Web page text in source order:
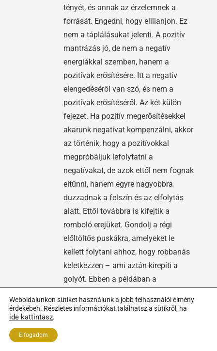
tényét, és annak az érzelemnek a
forrását. Engedni, hogy elillanjon. Ez
nem a táplálásukat jelenti. A pozitív
mantrázás jó, de nem a negatív
energiákkal szemben, hanem a
pozitívak erősítésére. Itt a negatív
elengedéséről van szó, és nem a
pozitívak erősítéséről. Az két külön
fejezet. Ha pozitív megerősítésekkel
akarunk negatívat kompenzálni, akkor
az történik, hogy a pozitívokkal
megpróbáljuk lefolytatni a
negatívakat, de azok ettől nem fognak
eltűnni, hanem egyre nagyobbra
duzzadnak a felszín és az elfolytás
alatt. Ettől továbbra is kifejtik a
romboló erejüket. Gondolj a régi
előltöltős puskákra, amelyeket le
kellett folytani ahhoz, hogy robbanás
keletkezzen – ami aztán kirepíti a
golyót. Ebben a példában a
energia=puskapor tüze. Szóval, a
Weboldalunkon sütiket használunk a jobb felhasználói élmény
érdekében. Részletes információkat találhatsz a sütikről, ha
ide kattintasz.
Elfogadom